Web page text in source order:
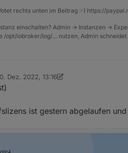
rechts unten im Beitrag :-) https://
einschalten? Admin -> Instanzen ->
/opt/iobroker/log/… nutzen, Admin schneidet
Dez. 2022, 13:16
von tobili03 12. Okt. 2022, 14:19
ist gestern abgelaufen